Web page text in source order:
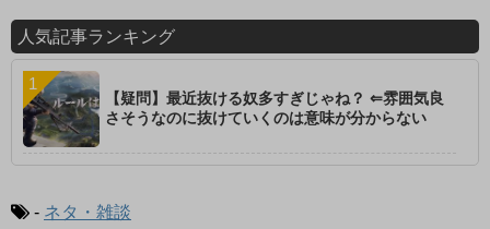
人気記事ランキング
【疑問】最近抜ける奴多すぎじゃね？ ⇐雰囲気良
さそうなのに抜けていくのは意味が分からない
- ネタ・雑談